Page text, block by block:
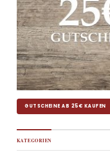
GUTSCHEINE AB 25€ KAUFEN
KATEGORIEN